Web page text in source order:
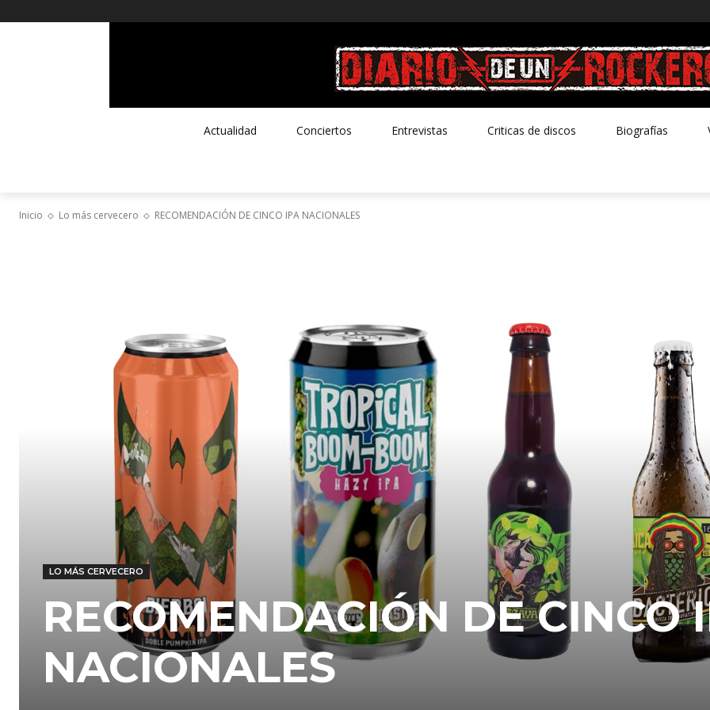
Actualidad Conciertos Entrevistas Criticas de discos Biografías
Inicio Lo más cervecero RECOMENDACIÓN DE CINCO IPA NACIONALES
LO MÁS CERVECERO
RECOMENDACIÓN DE CINCO
NACIONALES